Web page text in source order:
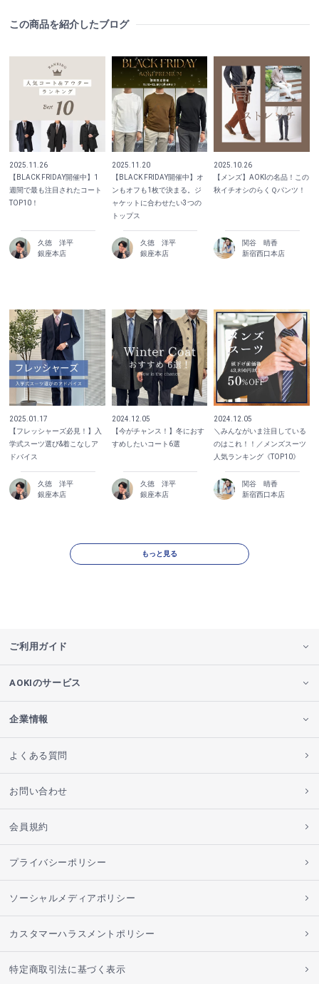
この商品を紹介したブログ
2025.11.26
【BLACK FRIDAY開催中】1
週間で最も注目されたコート
TOP10！
久徳 洋平
銀座本店
2025.11.20
【BLACK FRIDAY開催中】オ
ンもオフも1枚で決まる。ジ
ャケットに合わせたい3つの
トップス
久徳 洋平
銀座本店
2025.10.26
【メンズ】AOKIの名品！この
秋イチオシのらくＱパンツ！
関谷 晴香
新宿西口本店
2025.01.17
【フレッシャーズ必見！】入
学式スーツ選び&着こなしア
ドバイス
久徳 洋平
銀座本店
2024.12.05
【今がチャンス！】冬におす
すめしたいコート6選
久徳 洋平
銀座本店
2024.12.05
＼みんながいま注目している
のはこれ！！／メンズスーツ
人気ランキング《TOP10》
関谷 晴香
新宿西口本店
もっと見る
ご利用ガイド
AOKIのサービス
企業情報
よくある質問
お問い合わせ
会員規約
プライバシーポリシー
ソーシャルメディアポリシー
カスタマーハラスメントポリシー
特定商取引法に基づく表示